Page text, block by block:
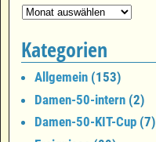
Kategorien
Allgemein (153)
Damen-50-intern (2)
Damen-50-KIT-Cup (7)